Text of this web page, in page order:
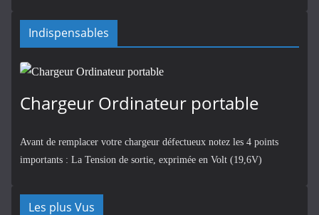
Indispensables
Chargeur Ordinateur portable
Avant de remplacer votre chargeur défectueux notez les 4 points
importants : La Tension de sortie, exprimée en Volt (19,6V)
Les plus Vus